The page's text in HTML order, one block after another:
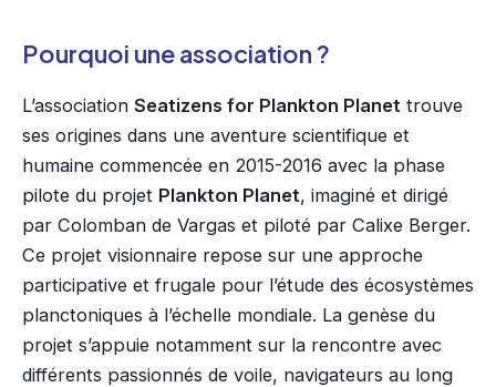
Pourquoi une association ?
L’association Seatizens for Plankton Planet trouve
ses origines dans une aventure scientifique et
humaine commencée en 2015-2016 avec la phase
pilote du projet Plankton Planet, imaginé et dirigé
par Colomban de Vargas et piloté par Calixe Berger.
Ce projet visionnaire repose sur une approche
participative et frugale pour l’étude des écosystèmes
planctoniques à l’échelle mondiale. La genèse du
projet s’appuie notamment sur la rencontre avec
différents passionnés de voile, navigateurs au long